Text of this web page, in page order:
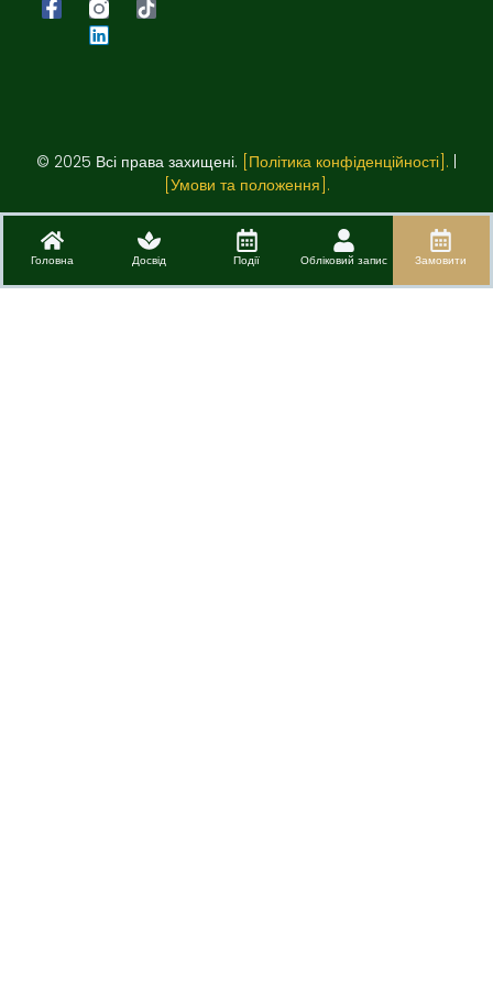
© 2025 Всі права захищені. [Політика конфіденційності].
[Умови та положення].
Головна Досвід Події Обліковий запис Замовити